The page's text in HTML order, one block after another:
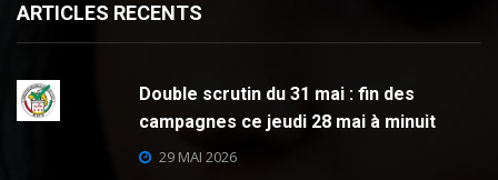
ARTICLES RECENTS
Double scrutin du 31 mai : fin des
campagnes ce jeudi 28 mai à minuit
29 MAI 2026